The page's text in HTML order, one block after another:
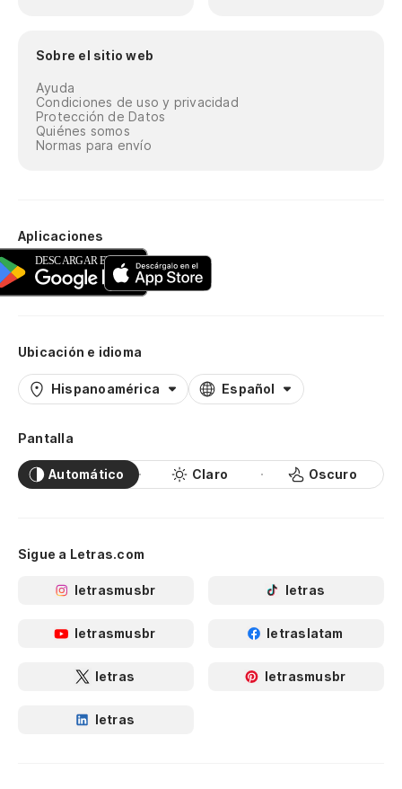
Sobre el sitio web
Ayuda
Condiciones de uso y privacidad
Protección de Datos
Quiénes somos
Normas para envío
Aplicaciones
Ubicación e idioma
Hispanoamérica Español
Pantalla
Automático Claro Oscuro
Sigue a Letras.com
letrasmusbr letras
letrasmusbr letraslatam
letras letrasmusbr
letras